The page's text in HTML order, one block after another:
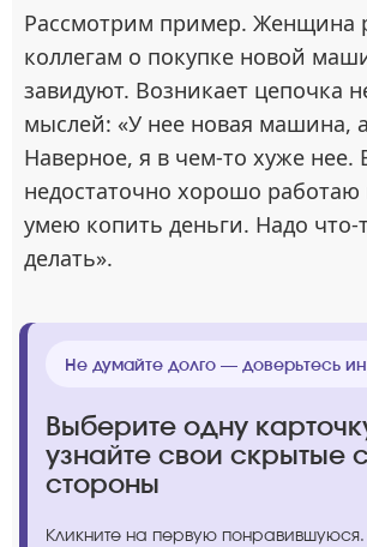
Рассмотрим пример. Женщина
коллегам о покупке новой
завидуют. Возникает цепочка
мыслей: «У нее новая машина,
Наверное, я в чем-то хуже нее.
недостаточно хорошо работаю
умею копить деньги. Надо что-
делать».
Не думайте долго — доверьтесь
Выберите одну
узнайте свои скрытые
стороны
Кликните на первую